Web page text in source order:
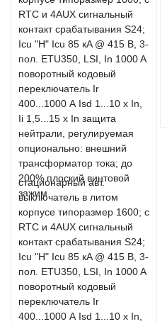
стационарный авт.
выключатель в литом
корпусе типоразмер 1600; с
RTC и 4AUX сигнальный
контакт срабатывания S24;
Icu "H" Icu 85 кA @ 415 В, 3-
пол. ETU350, LSI, In 1000 A
поворотный кодовый
переключатель Ir
400...1000 А Isd 1...10 x In,